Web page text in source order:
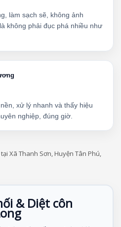
làm sạch sẽ, không ảnh
không phải đục phá nhiều như
xử lý nhanh và thấy hiệu
nghiệp, đúng giờ.
Xã Thanh Sơn, Huyện Tân Phú,
& Diệt côn